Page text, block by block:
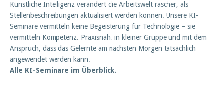
Künstliche Intelligenz verändert die Arbeitswelt rascher, als
Stellenbeschreibungen aktualisiert werden können. Unsere KI-
Seminare vermitteln keine Begeisterung für Technologie – sie
vermitteln Kompetenz. Praxisnah, in kleiner Gruppe und mit dem
Anspruch, dass das Gelernte am nächsten Morgen tatsächlich
angewendet werden kann.
Alle KI-Seminare im Überblick.